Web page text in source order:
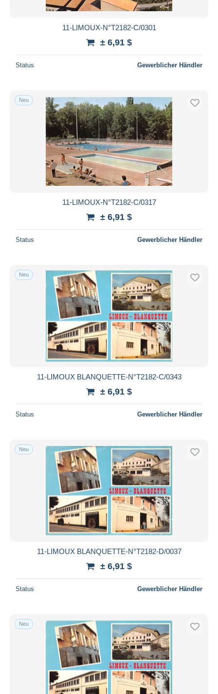
11-LIMOUX-N°T2182-C/0301
± 6,91 $
Status Gewerblicher Händler
Neu
11-LIMOUX-N°T2182-C/0317
± 6,91 $
Status Gewerblicher Händler
Neu
11-LIMOUX BLANQUETTE-N°T2182-C/0343
± 6,91 $
Status Gewerblicher Händler
Neu
11-LIMOUX BLANQUETTE-N°T2182-D/0037
± 6,91 $
Status Gewerblicher Händler
Neu